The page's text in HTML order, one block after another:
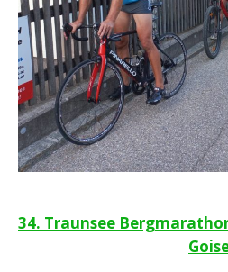
Beitragsnavigation
34. Traunsee